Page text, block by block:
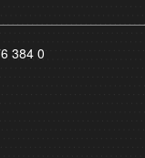
384 0